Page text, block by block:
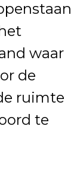
waar
de
ruimte
te